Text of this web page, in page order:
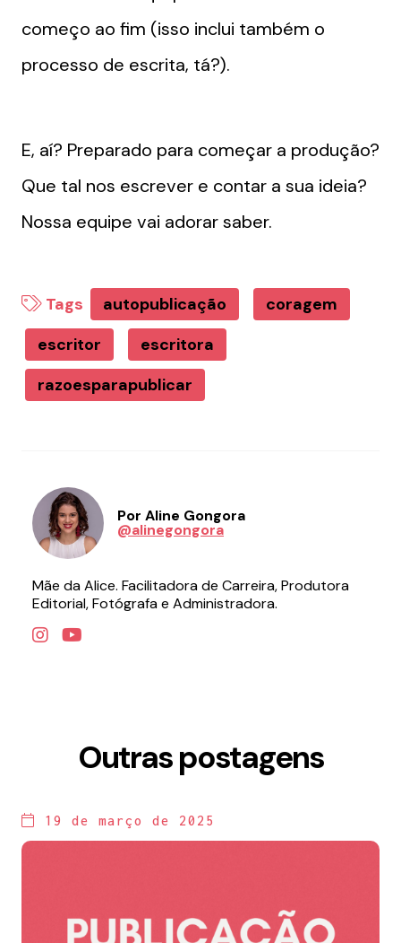
começo ao fim (isso inclui também o
processo de escrita, tá?).
E, aí? Preparado para começar a produção?
Que tal nos escrever e contar a sua ideia?
Nossa equipe vai adorar saber.
Tags autopublicação
coragem
escritor
escritora
razoesparapublicar
Por Aline Gongora
@alinegongora
Mãe da Alice. Facilitadora de Carreira, Produtora
Editorial, Fotógrafa e Administradora.
Outras postagens
19 de março de 2025